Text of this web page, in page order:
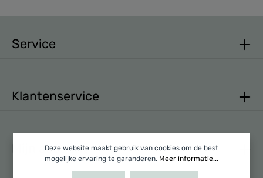
Service
Klantenservice
Mijn account
Deze website maakt gebruik van cookies om de best
mogelijke ervaring te garanderen. Meer informatie...